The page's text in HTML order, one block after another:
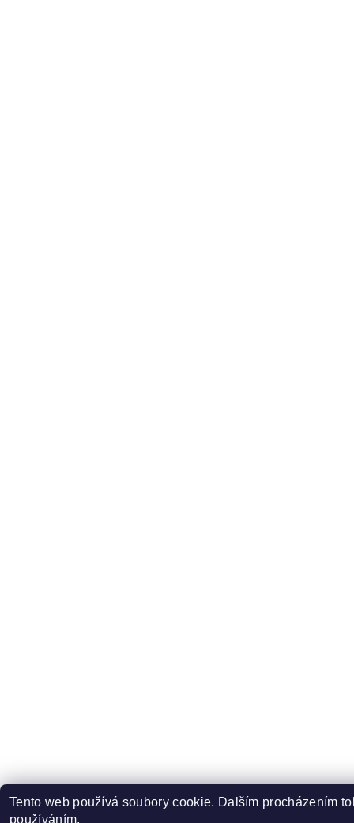
Tento web používá soubory cookie. Dalším procházením
používáním.